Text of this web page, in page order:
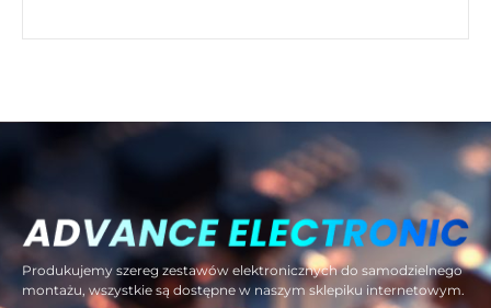
Produkujemy szereg zestawów elektronicznych do samodzielnego
montażu, wszystkie są dostępne w naszym sklepiku internetowym.